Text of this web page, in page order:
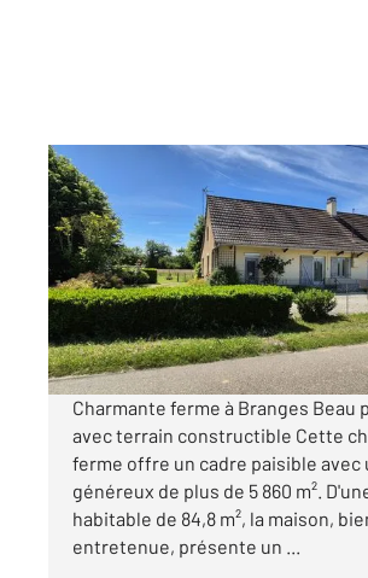
BRANGES 71
84,80 m
, 4 pièces
Ref : 2908
Maison à vendre
169 000 €
Visiter le site dédié
Charmante ferme à Branges Beau
avec terrain constructible Cette
ferme offre un cadre paisible avec
généreux de plus de 5 860 m².
habitable de 84,8 m², la maison,
entretenue, présente un ...